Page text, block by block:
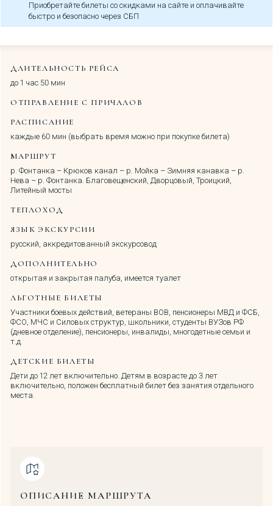
ДЛИТЕЛЬНОСТЬ РЕЙСА
до 1 час 50 мин
ОТПРАВЛЕНИЕ С ПРИЧАЛОВ
РАСПИСАНИЕ
каждые 60 мин (выбрать время можно при покупке билета)
МАРШРУТ
р. Фонтанка – Крюков канал – р. Мойка – Зимняя канавка – р.
Нева – р. Фонтанка. Благовещенский, Дворцовый, Троицкий,
Литейный мосты
ТЕПЛОХОД
ЯЗЫК ЭКСКУРСИИ
русский, аккредитованный экскурсовод
ДОПОЛНИТЕЛЬНО
открытая и закрытая палуба, имеется туалет
ЛЬГОТНЫЕ БИЛЕТЫ
Участники боевых действий, ветераны ВОВ, пенсионеры МВД и ФСБ,
ФСО, МЧС и Силовых структур, школьники, студенты ВУЗов РФ
(дневное отделение), пенсионеры, инвалиды, многодетные семьи и
т.д.
ДЕТСКИЕ БИЛЕТЫ
Дети до 12 лет включительно. Детям в возрасте до 3 лет
включительно, положен бесплатный билет без занятия отдельного
места.
ОПИСАНИЕ МАРШРУТА
Приобретайте билеты со скидками на сайте и оплачивайте
быстро и безопасно через СБП